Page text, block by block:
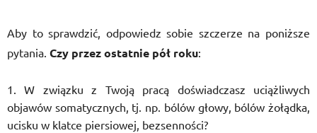
Aby to sprawdzić, odpowiedz sobie szczerze na poniższe
pytania. Czy przez ostatnie pół roku:
W związku z Twoją pracą doświadczasz uciążliwych
objawów somatycznych, tj. np. bólów głowy, bólów żołądka,
ucisku w klatce piersiowej, bezsenności?